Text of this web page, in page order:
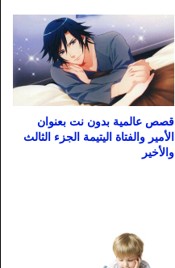
قصص عالمية بدون نت بعنوان
الأمير والفتاة اليتيمة الجزء الثالث
والأخير